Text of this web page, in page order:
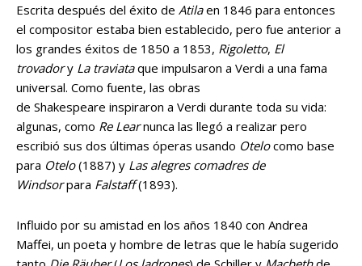
Escrita después del éxito de Atilaen 1846 para entonces
el compositor estaba bien establecido, pero fue anterior a
los grandes éxitos de 1850 a 1853, Rigoletto, El
trovadory La traviataque impulsaron a Verdi a una fama
universal. Como fuente, las obras
de Shakespeare inspiraron a Verdi durante toda su vida:
algunas, como Re Learnunca las llegó a realizar pero
escribió sus dos últimas óperas usando Otelocomo base
para Otelo(1887) y Las alegres comadres de
Windsorpara Falstaff(1893).
Influido por su amistad en los años 1840 con Andrea
Maffei, un poeta y hombre de letras que le había sugerido